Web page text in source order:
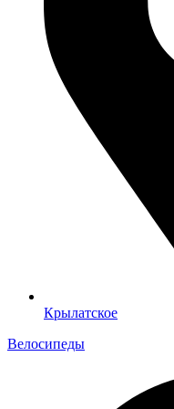
Крылатское
Велосипеды